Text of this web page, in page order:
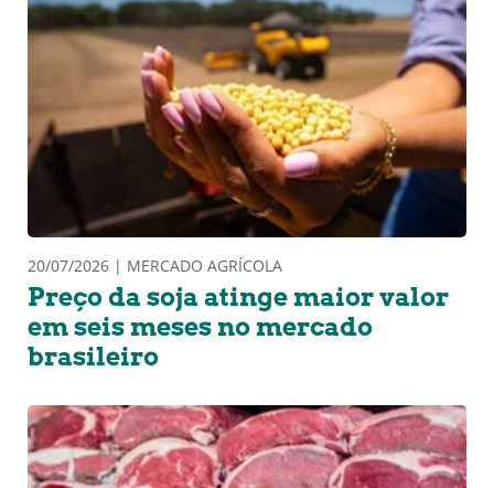
20/07/2026 | MERCADO AGRÍCOLA
Preço da soja atinge maior valor
em seis meses no mercado
brasileiro